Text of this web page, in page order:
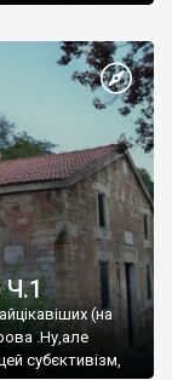
Ч.1
(на
.Ну,але
субєктивізм,